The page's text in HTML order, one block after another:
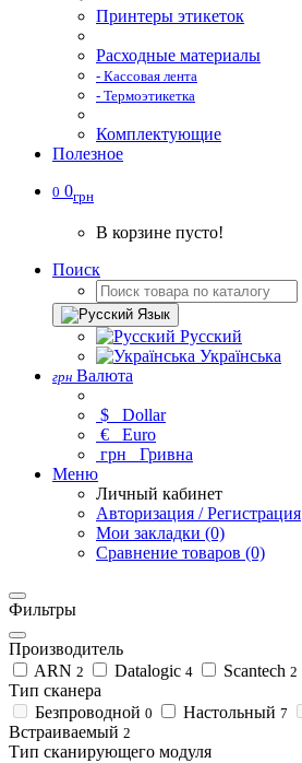
Принтеры этикеток
Расходные материалы
- Кассовая лента
- Термоэтикетка
Комплектующие
Полезное
0 0грн
В корзине пусто!
Поиск
Язык
Русский
Українська
грн Валюта
$ Dollar
€ Euro
грн Гривна
Меню
Личный кабинет
Авторизация / Регистрация
Мои закладки (0)
Сравнение товаров (0)
Фильтры
Производитель
ARN 2 Datalogic 4 Scantech 2
Тип сканера
Безпроводной 0 Настольный 7
Встраиваемый 2
Тип сканирующего модуля